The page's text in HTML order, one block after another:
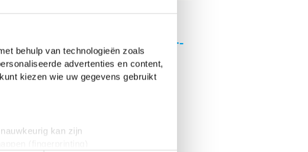
behulp van technologieën zoals
advertenties en content,
kiezen wie uw gegevens gebruikt
kan zijn
tot DigiD: jouw 18+-
checklist